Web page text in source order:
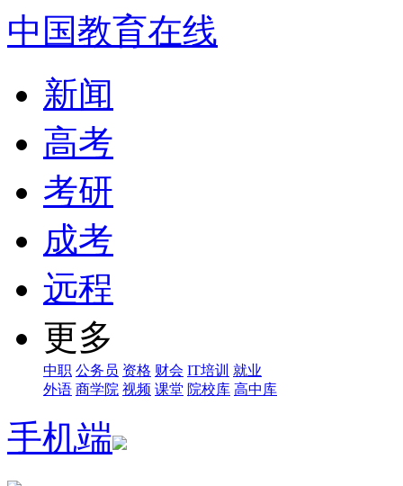
中国教育在线
新闻
高考
考研
成考
远程
更多
中职 公务员 资格 财会 IT培训 就业
外语 商学院 视频 课堂 院校库 高中库
手机端